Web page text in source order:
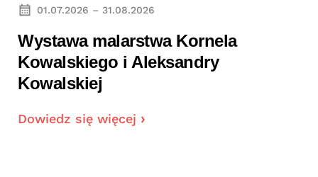
01.07.2026 – 31.08.2026
Wystawa malarstwa Kornela
Kowalskiego i Aleksandry
Kowalskiej
Dowiedz się więcej